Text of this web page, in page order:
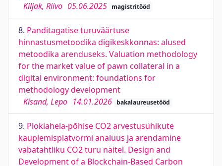
Kiljak, Riivo 05.06.2025 magistritööd
8. Panditagatise turuväärtuse
hinnastusmetoodika digikeskkonnas: alused
metoodika arenduseks. Valuation methodology
for the market value of pawn collateral in a
digital environment: foundations for
methodology development
Kisand, Lepo 14.01.2026 bakalaureusetööd
9. Plokiahela-põhise CO2 arvestusühikute
kauplemisplatvormi analüüs ja arendamine
vabatahtliku CO2 turu näitel. Design and
Development of a Blockchain-Based Carbon